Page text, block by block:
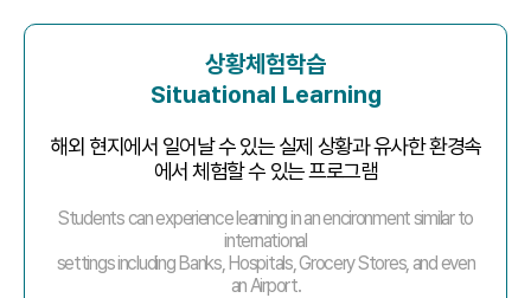
상황체험학습
Situational Learning
해외 현지에서 일어날 수 있는 실제 상황과 유사한 환경속
에서 체험할 수 있는 프로그램
Students can experience learning in an encironment similar to
international
settings including Banks, Hospitals, Grocery Stores, and even
an Airport.